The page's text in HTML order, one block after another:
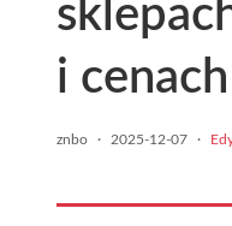
i cenach
znbo · 2025-12-07 ·